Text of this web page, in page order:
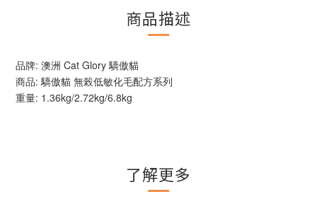
商品描述
品牌: 澳洲 Cat Glory 驕傲貓
商品: 驕傲貓 無榖低敏化毛配方系列
重量: 1.36kg/2.72kg/6.8kg
了解更多